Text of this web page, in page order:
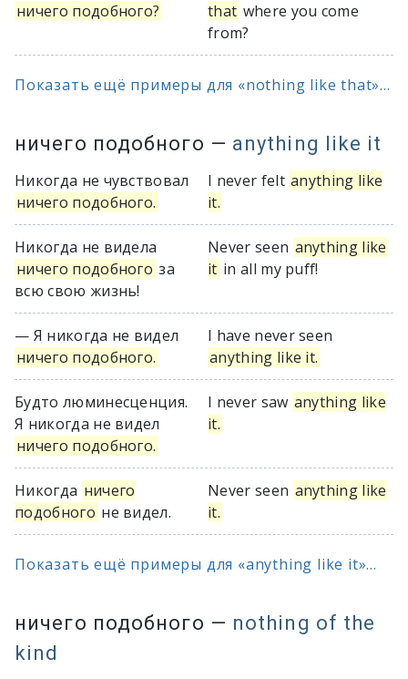
ничего подобного?
that where you come
from?
Показать ещё примеры для «nothing like that»...
ничего подобного — anything like it
Никогда не чувствовал
ничего подобного.
I never felt anything like
it.
Никогда не видела
ничего подобного за
всю свою жизнь!
Never seen anything like
it in all my puff!
— Я никогда не видел
ничего подобного.
I have never seen
anything like it.
Будто люминесценция.
Я никогда не видел
ничего подобного.
I never saw anything like
it.
Никогда ничего
подобного не видел.
Never seen anything like
it.
Показать ещё примеры для «anything like it»...
ничего подобного — nothing of the
kind